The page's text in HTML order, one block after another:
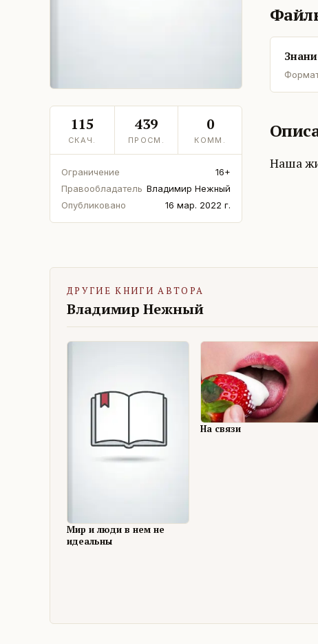
115
СКАЧ.
439
ПРОСМ.
0
КОММ.
Ограничение
16+
Правообладатель Владимир Нежный
Опубликовано
16 мар. 2022 г.
Наша
ДРУГИЕ КНИГИ АВТОРА
Владимир Нежный
Мир и люди в нем не
идеальны
На связи